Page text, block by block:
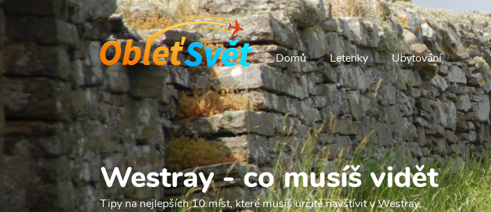
Domů Letenky Ubytování
Westray - co musíš vidět
Tipy na nejlepších 10 míst, které musíš určitě navštívit v Westray.